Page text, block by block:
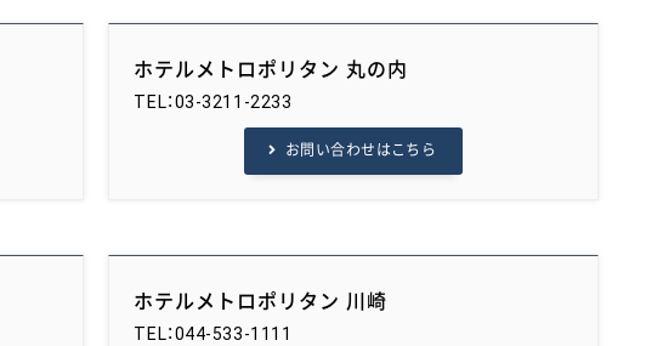
ホテルメトロポリタン 丸の内
TEL：03-3211-2233
お問い合わせはこちら
ホテルメトロポリタン 川崎
TEL：044-533-1111